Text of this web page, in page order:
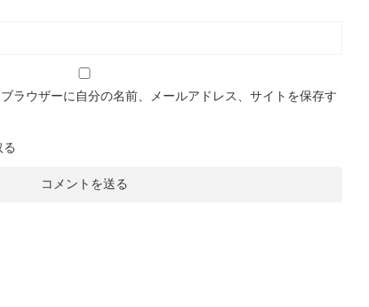
ラウザーに自分の名前、メールアドレス、サイトを保存す